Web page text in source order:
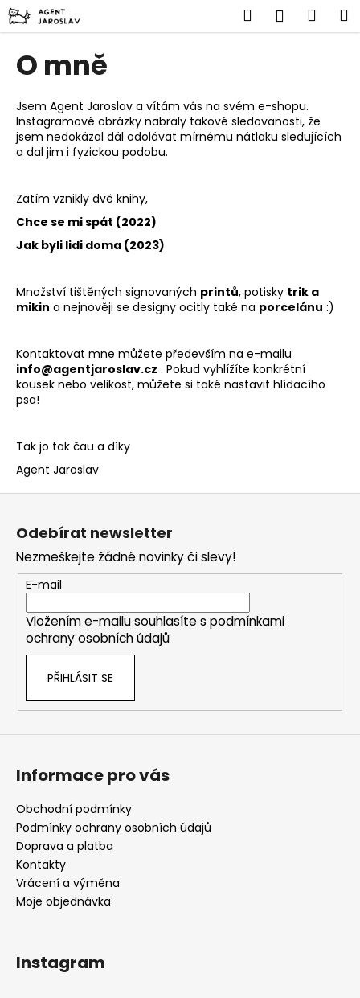
Přejít
na
obsah
Hledat
O mně
Jsem Agent Jaroslav a vítám vás na svém e-shopu.
Instagramové obrázky nabraly takové sledovanosti, že
jsem nedokázal dál odolávat mírnému nátlaku sledujících
a dal jim i fyzickou podobu.
Zatím vznikly dvě knihy,
Chce se mi spát (2022)
Jak byli lidi doma (2023)
Množství tištěných signovaných printů, potisky trik a
mikin a nejnověji se designy ocitly také na porcelánu :)
Kontaktovat mne můžete především na e-mailu
info@agentjaroslav.cz . Pokud vyhlížíte konkrétní
kousek nebo velikost, můžete si také nastavit hlídacího
psa!
Tak jo tak čau a díky
Agent Jaroslav
K
o
o
p
o
ř
e
b
u
e
t
n
a
j
t
?
D
o
p
u
u
e
e
HRNEK
LÍNÁ
MRTKA
490
Z
Odebírat newsletter
Nezmeškejte žádné novinky či slevy!
E-mail
Vložením e-mailu souhlasíte s podmínkami
ochrany osobních údajů
PŘIHLÁSIT SE
Informace pro vás
Obchodní podmínky
Podmínky ochrany osobních údajů
Doprava a platba
Kontakty
Vrácení a výměna
Moje objednávka
Instagram